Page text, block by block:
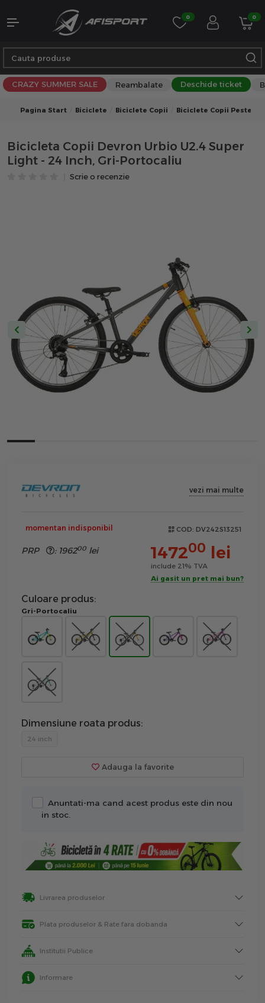
0 0
CRAZY SUMMER SALE Reambalate Deschide ticket
Pagina Start Biciclete Biciclete Copii Biciclete Copii Peste 10
Bicicleta Copii Devron Urbio U2.4 Super
Light - 24 Inch, Gri-Portocaliu
Scrie o recenzie
vezi mai multe
momentan indisponibil COD: DV242S13251
PRP : 196200 lei 147200 lei
include 21% TVA
Ai gasit un pret mai bun?
Culoare produs:
Gri-Portocaliu
Dimensiune roata produs:
24 inch
Adauga la favorite
Anuntati-ma cand acest produs este din nou
in stoc.
Livrarea produselor
Plata produselor & Rate fara dobanda
Institutii Publice
Informare